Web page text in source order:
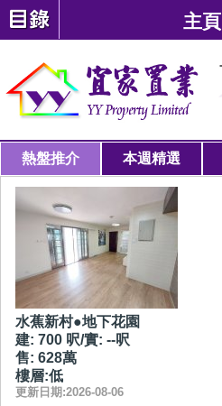
主頁
熱盤推介 本週精選
水蕉新村●地下花園
建: 700 呎/實: --呎
售: 628萬
樓層:低
更新日期:2026-08-06